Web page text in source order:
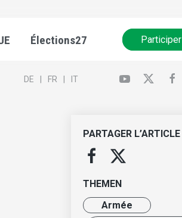
Élections27 Participer
DE FR IT
PARTAGER L’ARTICLE
THEMEN
Armée